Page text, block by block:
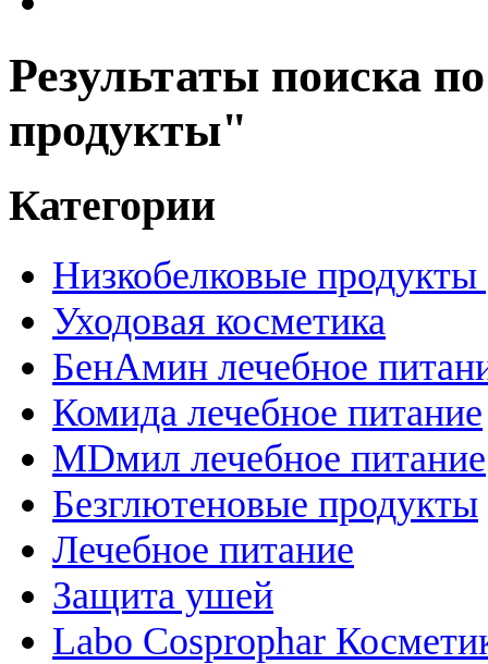
Результаты поиска
продукты"
Категории
Низкобелковые продукты
Уходовая косметика
БенАмин лечебное
Комида лечебное питание
MDмил лечебное питание
Безглютеновые продукты
Лечебное питание
Защита ушей
Labo Cosprophar